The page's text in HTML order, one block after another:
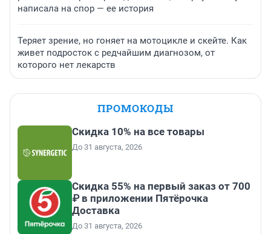
написала на спор — ее история
Теряет зрение, но гоняет на мотоцикле и скейте. Как
живет подросток с редчайшим диагнозом, от
которого нет лекарств
ПРОМОКОДЫ
Скидка 10% на все товары
До 31 августа, 2026
Скидка 55% на первый заказ от 700
₽ в приложении Пятёрочка
Доставка
До 31 августа, 2026